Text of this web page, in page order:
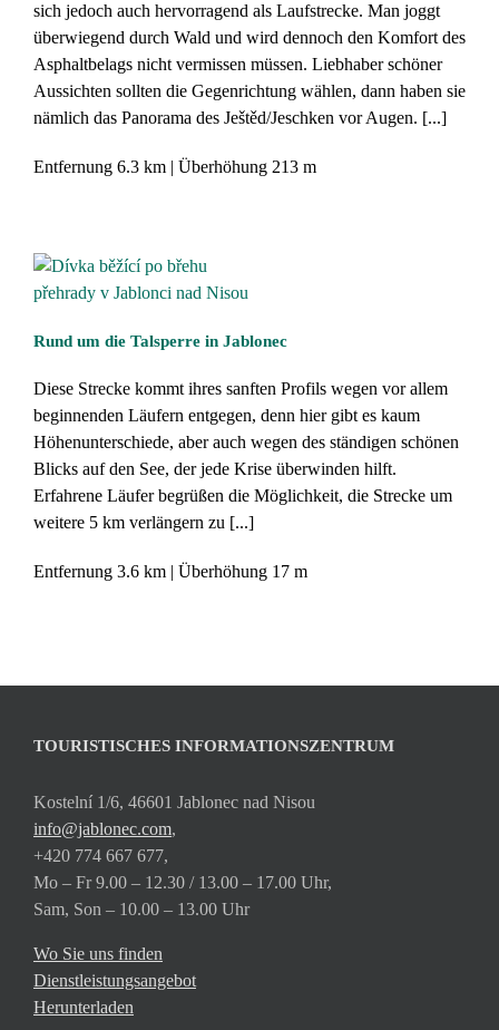
sich jedoch auch hervorragend als Laufstrecke. Man joggt
überwiegend durch Wald und wird dennoch den Komfort des
Asphaltbelags nicht vermissen müssen. Liebhaber schöner
Aussichten sollten die Gegenrichtung wählen, dann haben sie
nämlich das Panorama des Ještěd/Jeschken vor Augen. [...]
Entfernung 6.3 km Überhöhung 213 m
Rund um die Talsperre in Jablonec
Diese Strecke kommt ihres sanften Profils wegen vor allem
beginnenden Läufern entgegen, denn hier gibt es kaum
Höhenunterschiede, aber auch wegen des ständigen schönen
Blicks auf den See, der jede Krise überwinden hilft.
Erfahrene Läufer begrüßen die Möglichkeit, die Strecke um
weitere 5 km verlängern zu [...]
Entfernung 3.6 km Überhöhung 17 m
TOURISTISCHES INFORMATIONSZENTRUM
Kostelní 1/6, 46601 Jablonec nad Nisou
info@jablonec.com,
+420 774 667 677,
Mo – Fr 9.00 – 12.30 / 13.00 – 17.00 Uhr,
Sam, Son – 10.00 – 13.00 Uhr
Wo Sie uns finden
Dienstleistungsangebot
Herunterladen